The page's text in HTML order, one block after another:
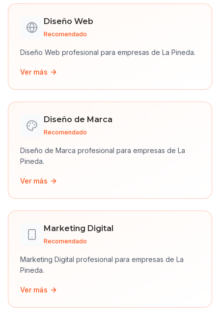
Diseño Web
Recomendado
Diseño Web profesional para empresas de La Pineda.
Ver más
Diseño de Marca
Recomendado
Diseño de Marca profesional para empresas de La
Pineda.
Ver más
Marketing Digital
Recomendado
Marketing Digital profesional para empresas de La
Pineda.
Ver más